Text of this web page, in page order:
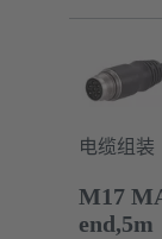
电缆组装
M17
end,5m